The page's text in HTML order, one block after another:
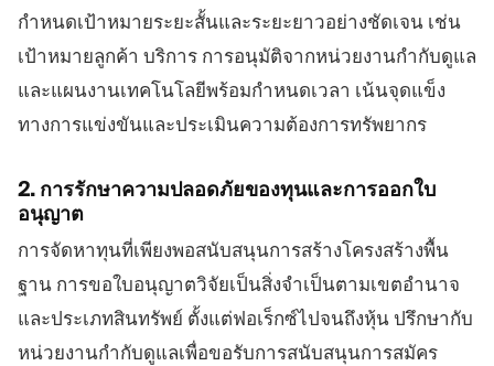
กำหนดเป้าหมายระยะสั้นและระยะยาวอย่างชัดเจน เช่น
เป้าหมายลูกค้า บริการ การอนุมัติจากหน่วยงานกำกับดูแล
และแผนงานเทคโนโลยีพร้อมกำหนดเวลา เน้นจุดแข็ง
ทางการแข่งขันและประเมินความต้องการทรัพยากร
2. การรักษาความปลอดภัยของทุนและการออกใบ
อนุญาต
การจัดหาทุนที่เพียงพอสนับสนุนการสร้างโครงสร้างพื้น
ฐาน การขอใบอนุญาตวิจัยเป็นสิ่งจำเป็นตามเขตอำนาจ
และประเภทสินทรัพย์ ตั้งแต่ฟอเร็กซ์ไปจนถึงหุ้น ปรึกษากับ
หน่วยงานกำกับดูแลเพื่อขอรับการสนับสนุนการสมัคร